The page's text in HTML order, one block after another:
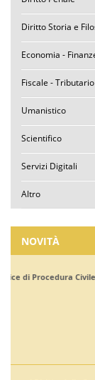
Diritto Storia e
Economia -
Fiscale - Tributario
Umanistico
Scientifico
Servizi Digitali
Altro
NOVITÀ